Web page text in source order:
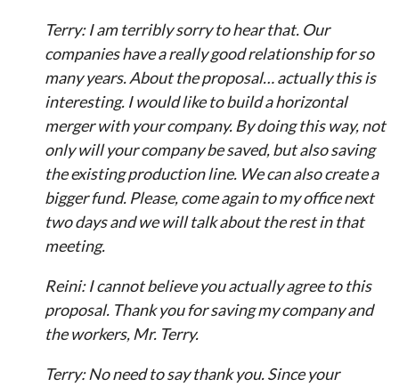
Terry: I am terribly sorry to hear that. Our
companies have a really good relationship for so
many years. About the proposal… actually this is
interesting. I would like to build a horizontal
merger with your company. By doing this way, not
only will your company be saved, but also saving
the existing production line. We can also create a
bigger fund. Please, come again to my office next
two days and we will talk about the rest in that
meeting.
Reini: I cannot believe you actually agree to this
proposal. Thank you for saving my company and
the workers, Mr. Terry.
Terry: No need to say thank you. Since your